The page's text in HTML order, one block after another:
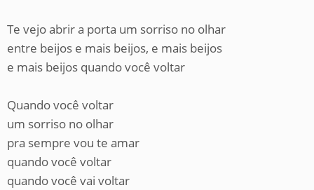
Te vejo abrir a porta um sorriso no olhar
entre beijos e mais beijos, e mais beijos
e mais beijos quando você voltar
Quando você voltar
um sorriso no olhar
pra sempre vou te amar
quando você voltar
quando você vai voltar